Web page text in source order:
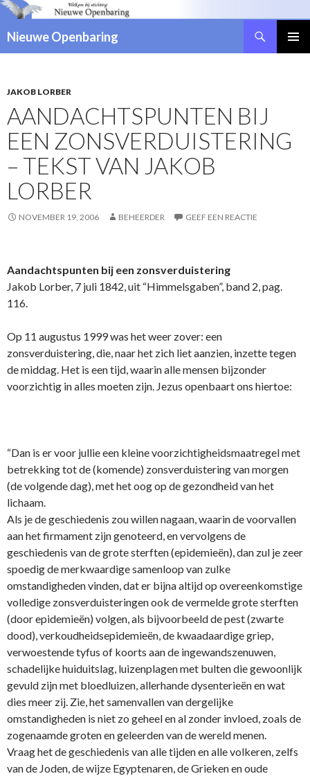
Nieuwe Openbaring
SPRINGEN
JAKOB LORBER
AANDACHTSPUNTEN BIJ
EEN ZONSVERDUISTERING
– TEKST VAN JAKOB
LORBER
NOVEMBER 19, 2006 BEHEERDER GEEF EEN REACTIE
Aandachtspunten bij een zonsverduistering
Jakob Lorber, 7 juli 1842, uit “Himmelsgaben”, band 2, pag.
116.
Op 11 augustus 1999 was het weer zover: een
zonsverduistering, die, naar het zich liet aanzien, inzette tegen
de middag. Het is een tijd, waarin alle mensen bijzonder
voorzichtig in alles moeten zijn. Jezus openbaart o­ns hiertoe:
“Dan is er voor jullie een kleine voorzichtigheidsmaatregel met
betrekking tot de (komende) zonsverduistering van morgen
(de volgende dag), met het oog op de gezondheid van het
lichaam.
Als je de geschiedenis zou willen nagaan, waarin de voorvallen
aan het firmament zijn genoteerd, en vervolgens de
geschiedenis van de grote sterften (epidemieën), dan zul je zeer
spoedig de merkwaardige samenloop van zulke
omstandigheden vinden, dat er bijna altijd op overeenkomstige
volledige zonsverduisteringen ook de vermelde grote sterften
(door epidemieën) volgen, als bijvoorbeeld de pest (zwarte
dood), verkoudheidsepidemieën, de kwaadaardige griep,
verwoestende tyfus of koorts aan de ingewandszenuwen,
schadelijke huiduitslag, luizenplagen met bulten die gewoonlijk
gevuld zijn met bloedluizen, allerhande dysenterieën en wat
dies meer zij. Zie, het samenvallen van dergelijke
omstandigheden is niet zo geheel en al zonder invloed, zoals de
zogenaamde groten en geleerden van de wereld menen.
Vraag het de geschiedenis van alle tijden en alle volkeren, zelfs
van de Joden, de wijze Egyptenaren, de Grieken en oude